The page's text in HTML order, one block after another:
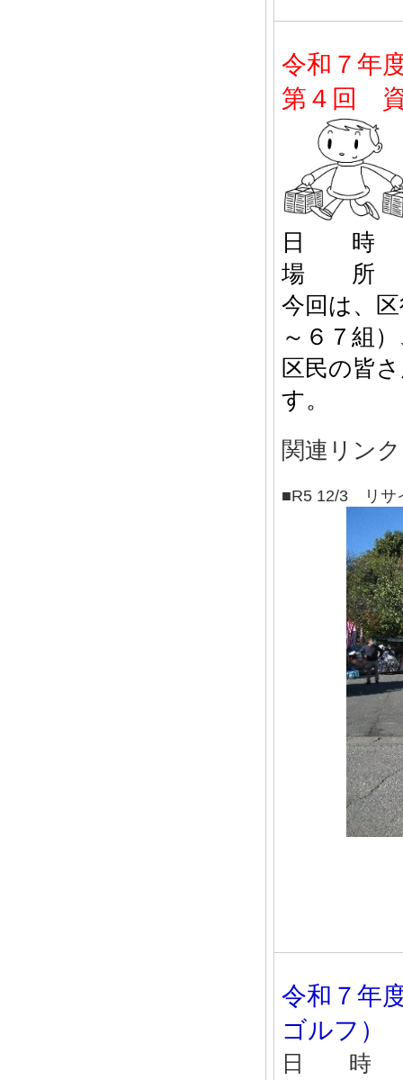
令和７
第４回
日 時 １
場 所
今回は、
～６７組
区民の皆
す。
関連リン
■R5 12/3 リサ
令和７年
ゴルフ）
日 時 １